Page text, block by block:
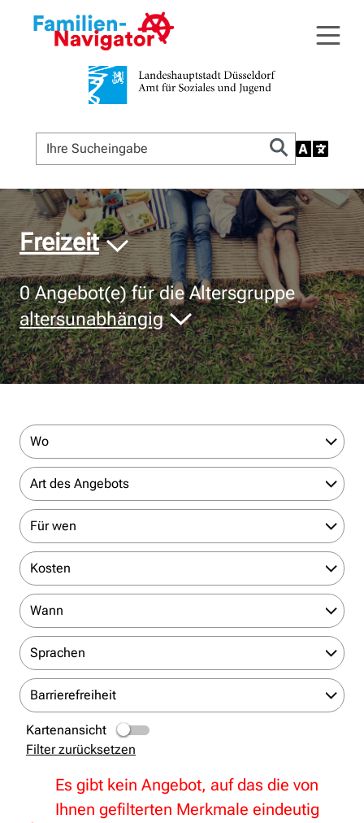
© Bildnachweis
Freizeit
0Angebot(e) für die Altersgruppe
altersunabhängig
Wo
Art des Angebots
Für wen
Kosten
Wann
Sprachen
Barrierefreiheit
Kartenansicht
Filter zurücksetzen
Es gibt kein Angebot, auf das die von
Ihnen gefilterten Merkmale eindeutig